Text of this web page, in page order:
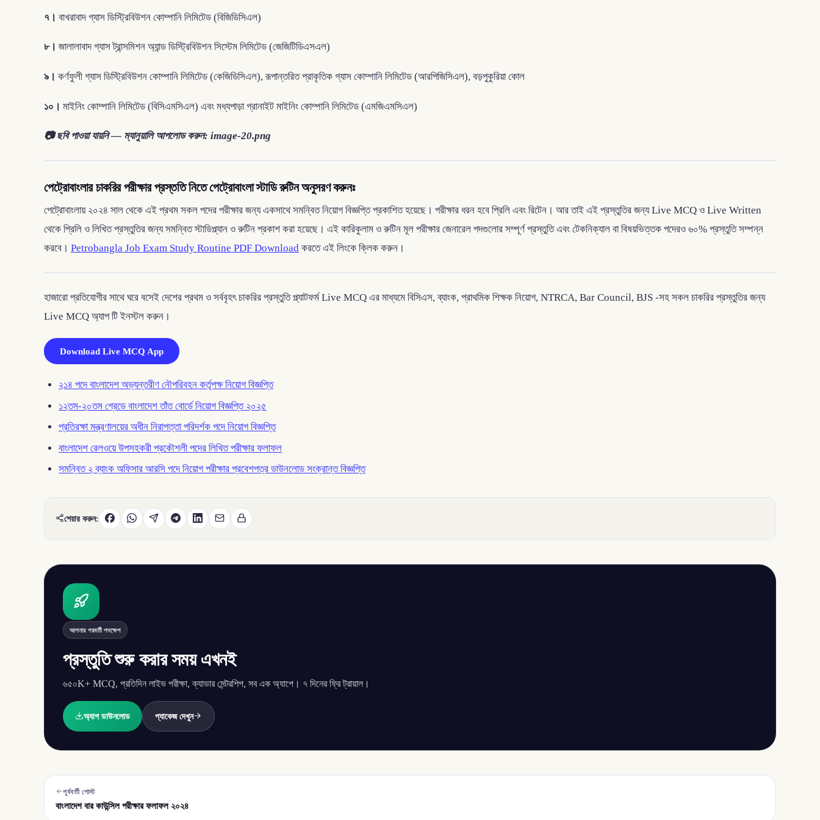
৭। বাখরাবাদ গ্যাস ডিস্ট্রিবিউশন কোম্পানি লিমিটেড (বিজিডিসিএল)
৮। জালালাবাদ গ্যাস ট্রান্সমিশন অ্যান্ড ডিস্ট্রিবিউশন সিস্টেম লিমিটেড (জেজিটিডিএসএল)
৯। কর্ণফুলী গ্যাস ডিস্ট্রিবিউশন কোম্পানি লিমিটেড (কেজিডিসিএল), রূপান্তরিত প্রাকৃতিক গ্যাস কোম্পানি লিমিটেড (আরপিজিসিএল), বড়পুকুরিয়া কোল
১০। মাইনিং কোম্পানি লিমিটেড (বিসিএমসিএল) এবং মধ্যপাড়া গ্রানাইট মাইনিং কোম্পানি লিমিটেড (এমজিএমসিএল)
📷 ছবি পাওয়া যায়নি — ম্যানুয়ালি আপলোড করুন: image-20.png
পেট্রোবাংলার চাকরির পরীক্ষার প্রস্ততি নিতে পেট্রোবাংলা স্টাডি রুটিন অনুসরণ করুনঃ
পেট্রোবাংলায় ২০২৪ সাল থেকে এই প্রথম সকল পদের পরীক্ষার জন্য একসাথে সমন্বিত নিয়োগ বিজ্ঞপ্তি প্রকাশিত হয়েছে। পরীক্ষার ধরন হবে প্রিলি এবং রিটেন। আর তাই এই প্রস্তুতির জন্য Live MCQ ও Live Written
থেকে প্রিলি ও লিখিত প্রস্তুতির জন্য সমন্বিত স্টাডিপ্ল্যান ও রুটিন প্রকাশ করা হয়েছে। এই কারিকুলাম ও রুটিন মূল পরীক্ষার জেনারেল পদগুলোর সম্পূর্ণ প্রস্তুতি এবং টেকনিক্যাল বা বিষয়ভিত্তক পদেরও ৬০% প্রস্তুতি সম্পন্ন
করবে। Petrobangla Job Exam Study Routine PDF Download করতে এই লিংকে ক্লিক করুন।
হাজারো প্রতিযোগীর সাথে ঘরে বসেই দেশের প্রথম ও সর্ববৃহৎ চাকরির প্রস্তুতি প্ল্যাটফর্ম Live MCQ এর মাধ্যমে বিসিএস, ব্যাংক, প্রাথমিক শিক্ষক নিয়োগ, NTRCA, Bar Council, BJS -সহ সকল চাকরির প্রস্তুতির জন্য
Live MCQ অ্যাপ টি ইনস্টল করুন।
Download Live MCQ App
২১৪ পদে বাংলাদেশ অভ্যন্তরীণ নৌপরিবহন কর্তৃপক্ষ নিয়োগ বিজ্ঞপ্তি
১২তম-২০তম গ্রেডে বাংলাদেশ তাঁত বোর্ডে নিয়োগ বিজ্ঞপ্তি ২০২৫
প্রতিরক্ষা মন্ত্রণালয়ের অধীন নিরাপত্তা পরিদর্শক পদে নিয়োগ বিজ্ঞপ্তি
বাংলাদেশ রেলওয়ে উপসহকরী প্রকৌশলী পদের লিখিত পরীক্ষার ফলাফল
সমন্বিত ২ ব্যাংক অফিসার আরসি পদে নিয়োগ পরীক্ষার প্রবেশপত্র ডাউনলোড সংক্রান্ত বিজ্ঞপ্তি
শেয়ার করুন:
আপনার পরবর্তী পদক্ষেপ
প্রস্তুতি শুরু করার সময় এখনই
৬৫০K+ MCQ, প্রতিদিন লাইভ পরীক্ষা, ক্যাডার মেন্টরশিপ, সব এক অ্যাপে। ৭ দিনের ফ্রি ট্রায়াল।
অ্যাপ ডাউনলোড প্যাকেজ দেখুন
পূর্ববর্তী পোস্ট
বাংলাদেশ বার কাউন্সিল পরীক্ষার ফলাফল ২০২৪